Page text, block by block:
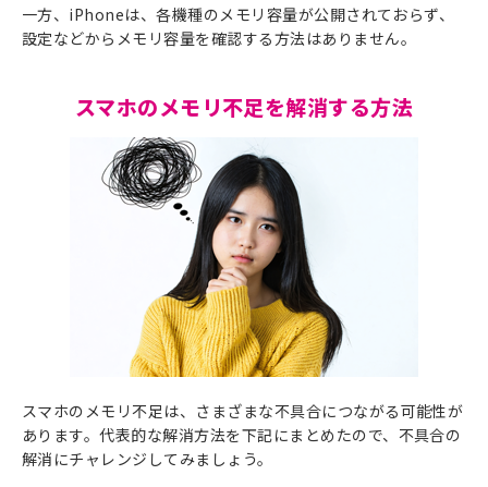
一方、iPhoneは、各機種のメモリ容量が公開されておらず、
設定などからメモリ容量を確認する方法はありません。
スマホのメモリ不足を解消する方法
スマホのメモリ不足は、さまざまな不具合につながる可能性が
あります。代表的な解消方法を下記にまとめたので、不具合の
解消にチャレンジしてみましょう。